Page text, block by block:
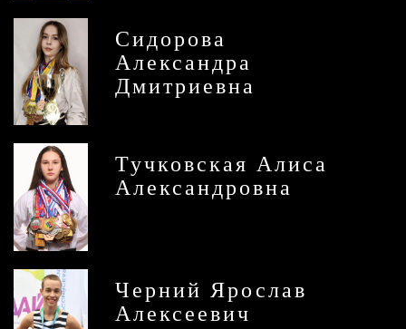
Сидорова
Александра
Дмитриевна
Тучковская Алиса
Александровна
Черний Ярослав
Алексеевич